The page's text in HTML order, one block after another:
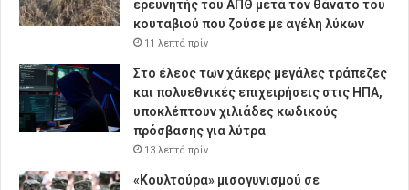
ερευνητής του ΑΠΘ μετά τον θάνατο του
κουταβιού που ζούσε με αγέλη λύκων
11 λεπτά πρίν
Στο έλεος των χάκερς μεγάλες τράπεζες
και πολυεθνικές επιχειρήσεις στις ΗΠΑ,
υποκλέπτουν χιλιάδες κωδικούς
πρόσβασης για λύτρα
13 λεπτά πρίν
«Κουλτούρα» μισογυνισμού σε